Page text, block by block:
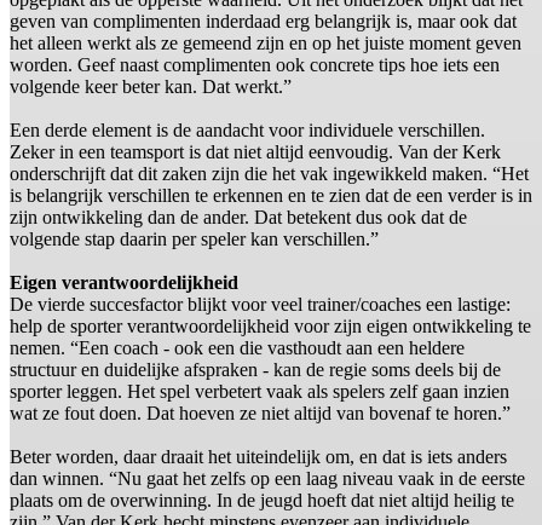
geven van complimenten inderdaad erg belangrijk is, maar ook dat
het alleen werkt als ze gemeend zijn en op het juiste moment geven
worden. Geef naast complimenten ook concrete tips hoe iets een
volgende keer beter kan. Dat werkt.”
Een derde element is de aandacht voor individuele verschillen.
Zeker in een teamsport is dat niet altijd eenvoudig. Van der Kerk
onderschrijft dat dit zaken zijn die het vak ingewikkeld maken. “Het
is belangrijk verschillen te erkennen en te zien dat de een verder is in
zijn ontwikkeling dan de ander. Dat betekent dus ook dat de
volgende stap daarin per speler kan verschillen.”
Eigen verantwoordelijkheid
De vierde succesfactor blijkt voor veel trainer/coaches een lastige:
help de sporter verantwoordelijkheid voor zijn eigen ontwikkeling te
nemen. “Een coach - ook een die vasthoudt aan een heldere
structuur en duidelijke afspraken - kan de regie soms deels bij de
sporter leggen. Het spel verbetert vaak als spelers zelf gaan inzien
wat ze fout doen. Dat hoeven ze niet altijd van bovenaf te horen.”
Beter worden, daar draait het uiteindelijk om, en dat is iets anders
dan winnen. “Nu gaat het zelfs op een laag niveau vaak in de eerste
plaats om de overwinning. In de jeugd hoeft dat niet altijd heilig te